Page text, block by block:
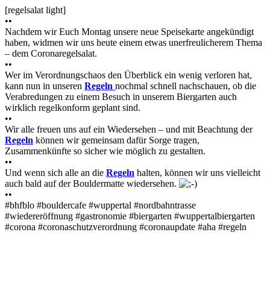
[regelsalat light]
••
Nachdem wir Euch Montag unsere neue Speisekarte angekündigt
haben, widmen wir uns heute einem etwas unerfreulicherem Thema
– dem Coronaregelsalat.
••
Wer im Verordnungschaos den Überblick ein wenig verloren hat,
kann nun in unseren Regeln nochmal schnell nachschauen, ob die
Verabredungen zu einem Besuch in unserem Biergarten auch
wirklich regelkonform geplant sind.
••
Wir alle freuen uns auf ein Wiedersehen – und mit Beachtung der
Regeln können wir gemeinsam dafür Sorge tragen,
Zusammenkünfte so sicher wie möglich zu gestalten.
••
Und wenn sich alle an die Regeln halten, können wir uns vielleicht
auch bald auf der Bouldermatte wiedersehen.
••
#bhfblo #bouldercafe #wuppertal #nordbahntrasse
#wiedereröffnung #gastronomie #biergarten #wuppertalbiergarten
#corona #coronaschutzverordnung #coronaupdate #aha #regeln